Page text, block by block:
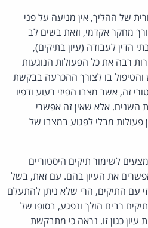
של ההליך, אין מניעה על פני
מחקר אקדמי, וזאת בשים לב
הדין לעבודה (עיון בתיקים),
בזהירות רבה את כל הפעולות הנוגעות
בו לצורך ההכרעה בבקשת
זה, אשר מצבו הפיזי רעוע ודפיו
השנים. אלא שאין זה אפשרי
מבלי לפגוע במצבו של
לשימור תיקים היסטוריים
את העיון בהם. עם זאת, בשל
עם התיקים, הרי שלא ניתן להתעלם
רבים הולך ונפגע, בסופו של
כגון זו. נראה כי מתבקשת